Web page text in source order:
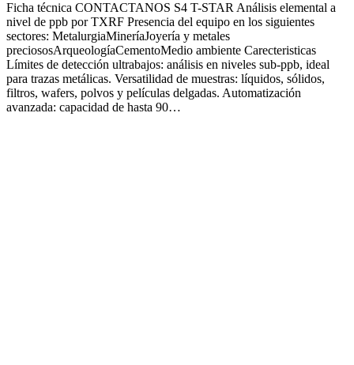
Ficha técnica CONTACTANOS S4 T-STAR Análisis elemental a
nivel de ppb por TXRF Presencia del equipo en los siguientes
sectores: MetalurgiaMineríaJoyería y metales
preciososArqueologíaCementoMedio ambiente Carecteristicas
Límites de detección ultrabajos: análisis en niveles sub-ppb, ideal
para trazas metálicas. Versatilidad de muestras: líquidos, sólidos,
filtros, wafers, polvos y películas delgadas. Automatización
avanzada: capacidad de hasta 90…